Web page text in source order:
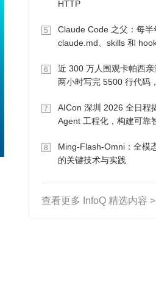
HTTP
5
Claude Code 之父：每半
claude.md、skills 和
6
近 300 万人围观卡帕西亲
两小时写完 5500 行代码
7
AICon 深圳 2026 全日程
Agent 工程化，构建可靠
8
Ming-Flash-Omni：全模
的关键技术与实践
查看更多 InfoQ 精选内容 >